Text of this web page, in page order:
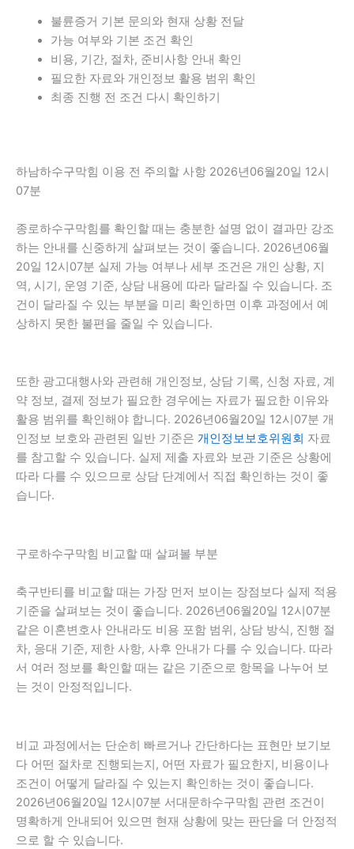
불륜증거 기본 문의와 현재 상황 전달
가능 여부와 기본 조건 확인
비용, 기간, 절차, 준비사항 안내 확인
필요한 자료와 개인정보 활용 범위 확인
최종 진행 전 조건 다시 확인하기
하남하수구막힘 이용 전 주의할 사항 2026년06월20일 12시
07분
종로하수구막힘를 확인할 때는 충분한 설명 없이 결과만 강조
하는 안내를 신중하게 살펴보는 것이 좋습니다. 2026년06월
20일 12시07분 실제 가능 여부나 세부 조건은 개인 상황, 지
역, 시기, 운영 기준, 상담 내용에 따라 달라질 수 있습니다. 조
건이 달라질 수 있는 부분을 미리 확인하면 이후 과정에서 예
상하지 못한 불편을 줄일 수 있습니다.
또한 광고대행사와 관련해 개인정보, 상담 기록, 신청 자료, 계
약 정보, 결제 정보가 필요한 경우에는 자료가 필요한 이유와
활용 범위를 확인해야 합니다. 2026년06월20일 12시07분 개
인정보 보호와 관련된 일반 기준은 개인정보보호위원회 자료
를 참고할 수 있습니다. 실제 제출 자료와 보관 기준은 상황에
따라 다를 수 있으므로 상담 단계에서 직접 확인하는 것이 좋
습니다.
구로하수구막힘 비교할 때 살펴볼 부분
축구반티를 비교할 때는 가장 먼저 보이는 장점보다 실제 적용
기준을 살펴보는 것이 좋습니다. 2026년06월20일 12시07분
같은 이혼변호사 안내라도 비용 포함 범위, 상담 방식, 진행 절
차, 응대 기준, 제한 사항, 사후 안내가 다를 수 있습니다. 따라
서 여러 정보를 확인할 때는 같은 기준으로 항목을 나누어 보
는 것이 안정적입니다.
비교 과정에서는 단순히 빠르거나 간단하다는 표현만 보기보
다 어떤 절차로 진행되는지, 어떤 자료가 필요한지, 비용이나
조건이 어떻게 달라질 수 있는지 확인하는 것이 좋습니다.
2026년06월20일 12시07분 서대문하수구막힘 관련 조건이
명확하게 안내되어 있으면 현재 상황에 맞는 판단을 더 안정적
으로 할 수 있습니다.